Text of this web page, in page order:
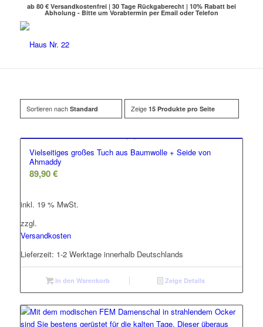
ab 80 € Versandkostenfrei | 30 Tage Rückgaberecht | 10% Rabatt bei
Abholung - Bitte um Vorabtermin per Email oder Telefon
Sortieren nach Standard Zeige 15 Produkte pro Seite
Vielseitiges großes Tuch aus Baumwolle + Seide von
Ahmaddy
89,90€
inkl. 19 % MwSt.
zzgl.
Versandkosten
Lieferzeit: 1-2 Werktage innerhalb Deutschlands
In den Warenkorb Zeige Details